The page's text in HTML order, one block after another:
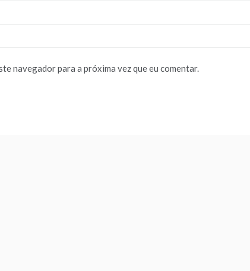
navegador para a próxima vez que eu comentar.